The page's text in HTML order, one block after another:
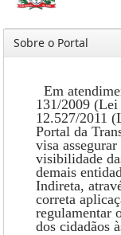
Sobre o Portal
Em
131/2009 (Lei
12.527/2011
Portal da
visa
visibilidade
demais
Indireta,
correta
regulamentar
dos cidadãos